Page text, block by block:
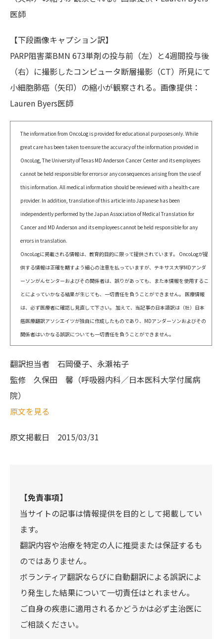
医師
【下段画像キャプション訳】
PARP阻害薬BMN 673単剤の投与前（左）と4週間投与後
（右）に撮影したコンピュータ断層撮影（CT）所見にて
小細胞肺癌（矢印）の縮小が観察される。画像提供：
Lauren Byers医師
The information from OncoLog is provided for educational purposes only. While
great care has been taken to ensure the accuracy of the information provided in
OncoLog, The University of Texas MD Anderson Cancer Center and its employees
cannot be held responsible for errors or any consequences arising from the use of
this information. All medical information should be reviewed with a health-care
provider. In addition, translation of this article into Japanese has been
independently performed by the Japan Association of Medical Translation for
Cancer and MD Anderson and its employees cannot be held responsible for any
errors in translation.
OncoLogに掲載される情報は、教育的目的に限って提供されています。 OncoLogが提
供する情報は正確を期すよう細心の注意を払っていますが、テキサス大学MDアンダ
ーソンがんセンターおよびその関係者は、誤りがあっても、また本情報を使用するこ
とによっていかなる結果が生じても、一切責任を負うことができません。 医療情報
は、必ず医療者に確認し見直して下さい。 加えて、当記事の日本語訳は（社）日本
癌医療翻訳アソシエイツが独自に作成したものであり、MDアンダーソンおよびその
関係者はいかなる誤訳についても一切責任を負うことができません。
翻訳担当者 石岡優子、永瀬祐子
監修 久保田 馨（呼吸器内科／日本医科大学付属病
院）
原文を見る
原文掲載日 2015/03/31
【免責事項】
当サイトの記事は情報提供を目的として掲載してい
ます。
翻訳内容や治療を特定の人に推奨または保証するも
のではありません。
ボランティア翻訳ならびに自動翻訳による誤訳によ
り発生した結果について一切責任はとれません。
ご自身の疾患に適用されるかどうかは必ず主治医に
ご相談ください。